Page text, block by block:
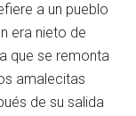
a un pueblo
era nieto de
que se remonta
amalecitas
de su salida